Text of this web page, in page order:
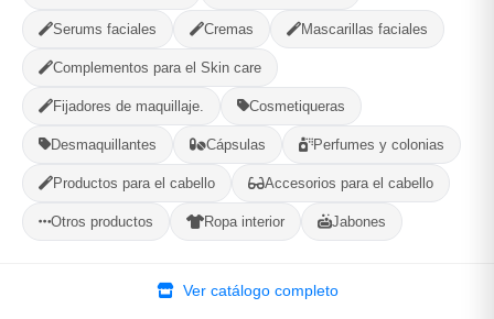
Serums faciales Cremas Mascarillas faciales
Complementos para el Skin care
Fijadores de maquillaje. Cosmetiqueras
Desmaquillantes Cápsulas Perfumes y colonias
Productos para el cabello Accesorios para el cabello
Otros productos Ropa interior Jabones
Ver catálogo completo
MUNICIPIO
Categorías: Vitaminas y Suplementos
Favorito